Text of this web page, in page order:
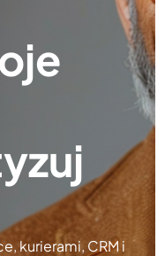
kurierami, CRM i